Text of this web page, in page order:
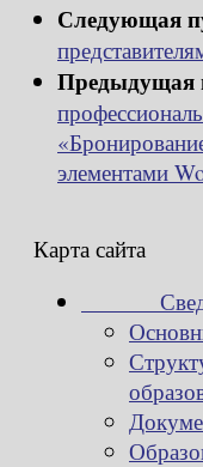
Следующая
Предыдущая
элементами
Карта сайта